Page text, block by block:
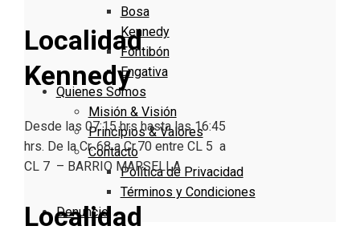
Bosa
Kennedy
Fontibón
Engativa
Quienes Somos
Misión & Visión
Principios & Valores
Contacto
Política de Privacidad
Términos y Condiciones
Denuncie
Localidad
Kennedy
Desde las 07:15 hrs hasta las 16:45
hrs. De la Cr. 68 a Cr.70 entre CL 5 a
CL 7 – BARRIO MARSELLA
Localidad